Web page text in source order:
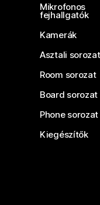
Mikrofonos
fejhallgatók
Kamerák
Asztali sorozat
Room sorozat
Board sorozat
Phone sorozat
Kiegészítők